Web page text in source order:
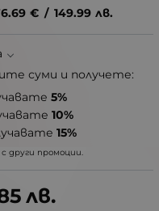
€ / 149.99 лв.
суми и получете:
5%
10%
15%
други промоции.
лв.